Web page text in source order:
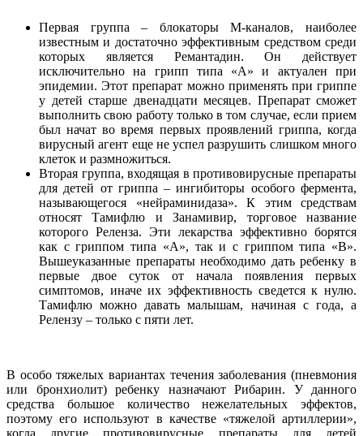
Первая группа – блокаторы М-каналов, наиболее
известным и достаточно эффективным средством среди
которых является Ремантадин. Он действует
исключительно на грипп типа «А» и актуален при
эпидемии. Этот препарат можно применять при гриппе
у детей старше двенадцати месяцев. Препарат сможет
выполнить свою работу только в том случае, если прием
был начат во время первых проявлений гриппа, когда
вирусный агент еще не успел разрушить слишком много
клеток и размножиться.
Вторая группа, входящая в противовирусные препараты
для детей от гриппа – ингибиторы особого фермента,
называющегося «нейраминидаза». К этим средствам
относят Тамифлю и Занамивир, торговое название
которого Реленза. Эти лекарства эффективно борятся
как с гриппом типа «А», так и с гриппом типа «В».
Вышеуказанные препараты необходимо дать ребенку в
первые двое суток от начала появления первых
симптомов, иначе их эффективность сведется к нулю.
Тамифлю можно давать малышам, начиная с года, а
Релензу – только с пяти лет.
В особо тяжелых вариантах течения заболевания (пневмония
или бронхиолит) ребенку назначают Рибарин. У данного
средства большое количество нежелательных эффектов,
поэтому его используют в качестве «тяжелой артиллерии»,
когда другие противовирусные препараты для детей